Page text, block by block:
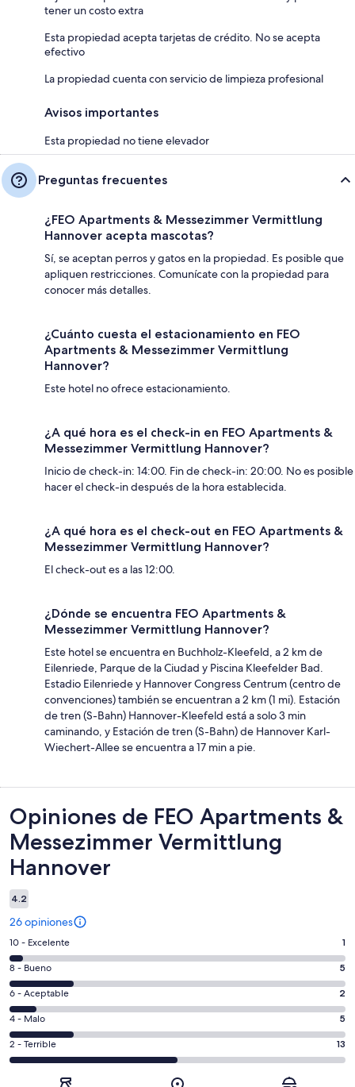
tener un costo extra
Esta propiedad acepta tarjetas de crédito. No se acepta
efectivo
La propiedad cuenta con servicio de limpieza profesional
Avisos importantes
Esta propiedad no tiene elevador
Preguntas frecuentes
¿FEO Apartments & Messezimmer Vermittlung
Hannover acepta mascotas?
Sí, se aceptan perros y gatos en la propiedad. Es posible que
apliquen restricciones. Comunícate con la propiedad para
conocer más detalles.
¿Cuánto cuesta el estacionamiento en FEO
Apartments & Messezimmer Vermittlung
Hannover?
Este hotel no ofrece estacionamiento.
¿A qué hora es el check-in en FEO Apartments &
Messezimmer Vermittlung Hannover?
Inicio de check-in: 14:00. Fin de check-in: 20:00. No es posible
hacer el check-in después de la hora establecida.
¿A qué hora es el check-out en FEO Apartments &
Messezimmer Vermittlung Hannover?
El check-out es a las 12:00.
¿Dónde se encuentra FEO Apartments &
Messezimmer Vermittlung Hannover?
Este hotel se encuentra en Buchholz-Kleefeld, a 2 km de
Eilenriede, Parque de la Ciudad y Piscina Kleefelder Bad.
Estadio Eilenriede y Hannover Congress Centrum (centro de
convenciones) también se encuentran a 2 km (1 mi). Estación
de tren (S-Bahn) Hannover-Kleefeld está a solo 3 min
caminando, y Estación de tren (S-Bahn) de Hannover Karl-
Wiechert-Allee se encuentra a 17 min a pie.
Opiniones
Opiniones de FEO Apartments &
Messezimmer Vermittlung
Hannover
4.2
26 opiniones
Puntuación
de
10,
es
decir,
Excelente.
Basada
en
10 - Excelente 1
Puntuación
de
8,
es
decir,
Bueno.
Basada
8 - Bueno 5
Puntuación
de
6,
es
decir,
Aceptable.
6 - Aceptable 2
Puntuación
de
4,
4 - Malo 5
Puntuación
de
2 - Terrible 13